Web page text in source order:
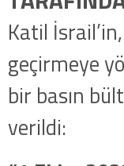
Katil
geçirmeye
bir basın
verildi: